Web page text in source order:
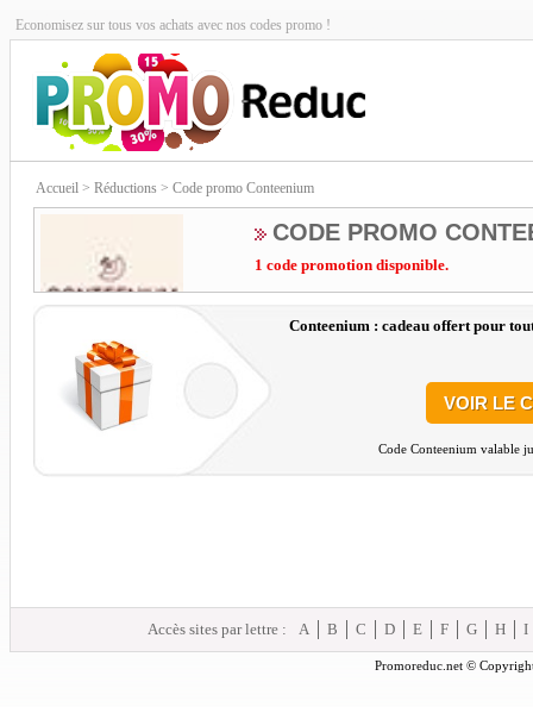
Economisez sur tous vos achats avec nos codes promo !
Accueil > Réductions > Code promo Conteenium
CODE PROMO
1 code promotion disponible.
Conteenium : cadeau offert pour
VOIR LE
Code Conteenium valable
Accès sites par lettre : A B C D E F G H I
Promoreduc.net ©